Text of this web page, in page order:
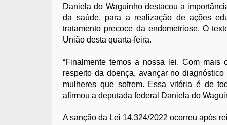
Daniela do Waguinho destacou a
da saúde, para a realização de ações
tratamento precoce da endometriose. O
União desta quarta-feira.
“Finalmente temos a nossa lei. Com mais
respeito da doença, avançar no
mulheres que sofrem. Essa vitória é de
afirmou a deputada federal Daniela do
A sanção da Lei 14.324/2022 ocorreu após